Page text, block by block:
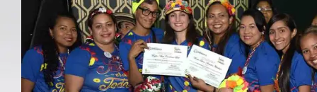
Contactenos
facebook
Twitter